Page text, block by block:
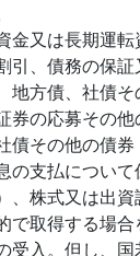
金又は長期運転
引、債務の保
地方債、社債
券の応募その他
債その他の債
の支払につい
、株式又は出
で取得する場合
受入。但し、